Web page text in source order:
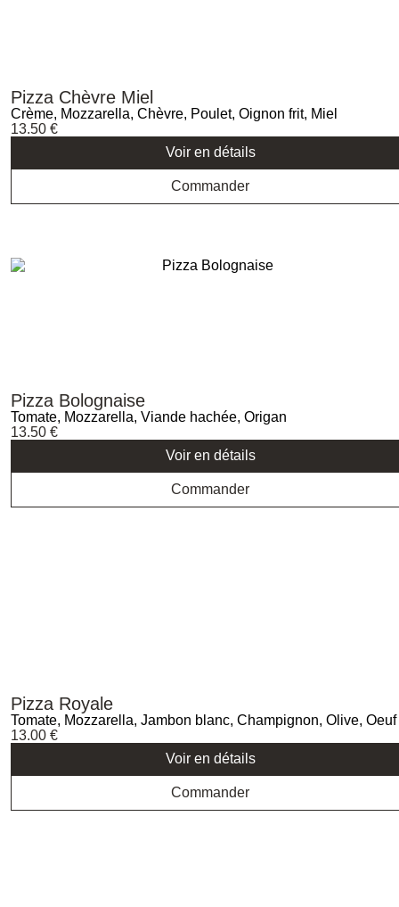
Pizza Chèvre Miel
Crème, Mozzarella, Chèvre, Poulet, Oignon frit, Miel
13.50 €
Voir en détails
Commander
Pizza Bolognaise
Tomate, Mozzarella, Viande hachée, Origan
13.50 €
Voir en détails
Commander
Pizza Royale
Tomate, Mozzarella, Jambon blanc, Champignon, Olive, Oeuf
13.00 €
Voir en détails
Commander